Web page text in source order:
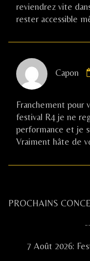
reviendrez vite
rester accessible
Capon
Franchement pour
festival R4 je ne
performance et je
Vraiment hâte de
Primary
PROCHAINS
7 Août 2026: